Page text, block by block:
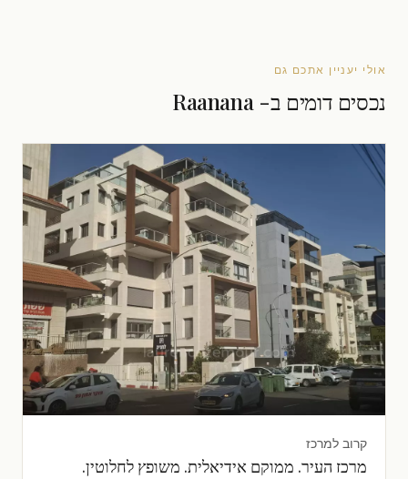
אולי יעניין אתכם גם
נכסים דומים ב- Raanana
קרוב למרכז
מרכז העיר. ממוקם אידיאלית. משופץ לחלוטין.